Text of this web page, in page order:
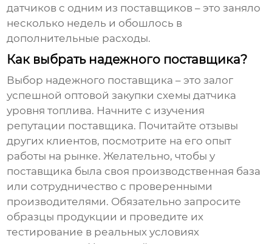
датчиков с одним из поставщиков – это заняло
несколько недель и обошлось в
дополнительные расходы.
Как выбрать надежного поставщика?
Выбор надежного поставщика – это залог
успешной оптовой закупки схемы датчика
уровня топлива. Начните с изучения
репутации поставщика. Почитайте отзывы
других клиентов, посмотрите на его опыт
работы на рынке. Желательно, чтобы у
поставщика была своя производственная база
или сотрудничество с проверенными
производителями. Обязательно запросите
образцы продукции и проведите их
тестирование в реальных условиях